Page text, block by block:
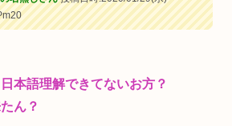
本語理解できてないお方？
ん？